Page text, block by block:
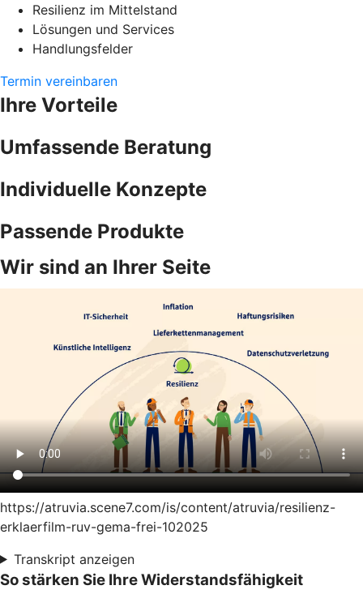
Resilienz im Mittelstand
Lösungen und Services
Handlungsfelder
Termin vereinbaren
Ihre Vorteile
Umfassende Beratung
Individuelle Konzepte
Passende Produkte
Wir sind an Ihrer Seite
https://atruvia.scene7.com/is/content/atruvia/resilienz-
erklaerfilm-ruv-gema-frei-102025
Transkript anzeigen
So stärken Sie Ihre Widerstandsfähigkeit